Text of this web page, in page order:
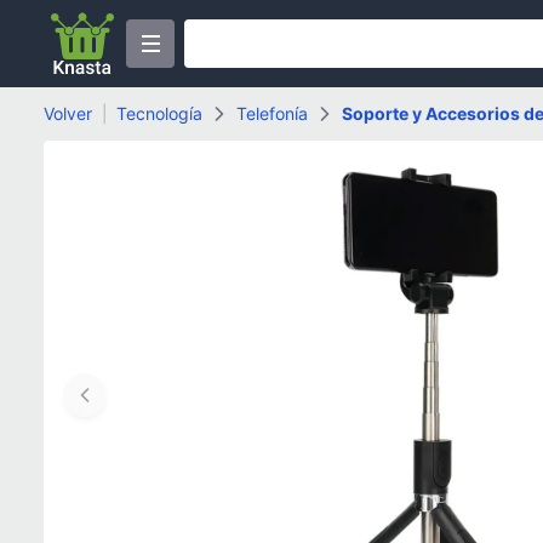
Volver Tecnología Telefonía Soporte y Accesorios